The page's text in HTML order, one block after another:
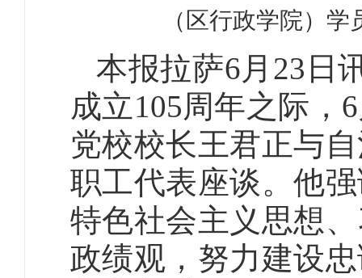
（区行政学院）
本报拉萨6月23日
成立105周年之际，
党校校长王君正与
职工代表座谈。他
特色社会主义思想
政绩观，努力建设